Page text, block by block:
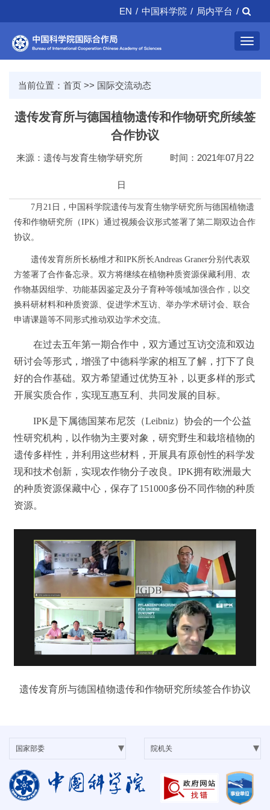
EN / 中国科学院 / 局内平台 /
当前位置： 首页 >> 国际交流动态
遗传发育所与德国植物遗传和作物研究所续签
合作协议
来源：遗传与发育生物学研究所 时间：2021年07月22
日
7月21日，中国科学院遗传与发育生物学研究所与德国植物遗
传和作物研究所（IPK）通过视频会议形式签署了第二期双边合作
协议。
遗传发育所所长杨维才和IPK所长Andreas Graner分别代表双
方签署了合作备忘录。双方将继续在植物种质资源保藏利用、农
作物基因组学、功能基因鉴定及分子育种等领域加强合作，以交
换科研材料和种质资源、促进学术互访、举办学术研讨会、联合
申请课题等不同形式推动双边学术交流。
在过去五年第一期合作中，双方通过互访交流和双边
研讨会等形式，增强了中德科学家的相互了解，打下了良
好的合作基础。双方希望通过优势互补，以更多样的形式
开展实质合作，实现互惠互利、共同发展的目标。
IPK是下属德国莱布尼茨（Leibniz）协会的一个公益
性研究机构，以作物为主要对象，研究野生和栽培植物的
遗传多样性，并利用这些材料，开展具有原创性的科学发
现和技术创新，实现农作物分子改良。IPK拥有欧洲最大
的种质资源保藏中心，保存了151000多份不同作物的种质
资源。
遗传发育所与德国植物遗传和作物研究所续签合作协议